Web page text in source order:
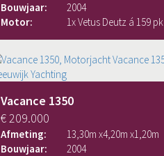
Bouwjaar:
2004
Motor:
1x Vetus Deutz á 159 pk
Vacance 1350
€ 209.000
Afmeting: 13,30m x4,20m x1,20m
Bouwjaar:
2004